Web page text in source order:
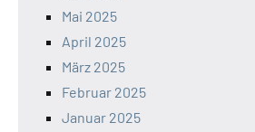
Mai 2025
April 2025
März 2025
Februar 2025
Januar 2025